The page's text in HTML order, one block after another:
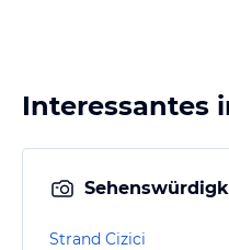
Interessantes
Strand Cizici